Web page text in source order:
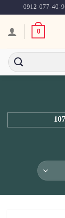
0912-077-40-
0